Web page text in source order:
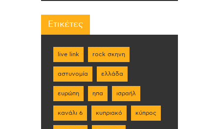
Ετικέτες
live link rock σκηνη
αστυνομία ελλάδα
ευρώπη ηπα ισραήλ
κανάλι 6 κυπριακό κύπρος